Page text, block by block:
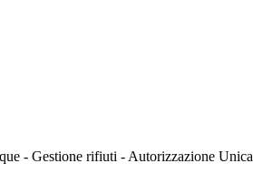
- Gestione rifiuti - Autorizzazione